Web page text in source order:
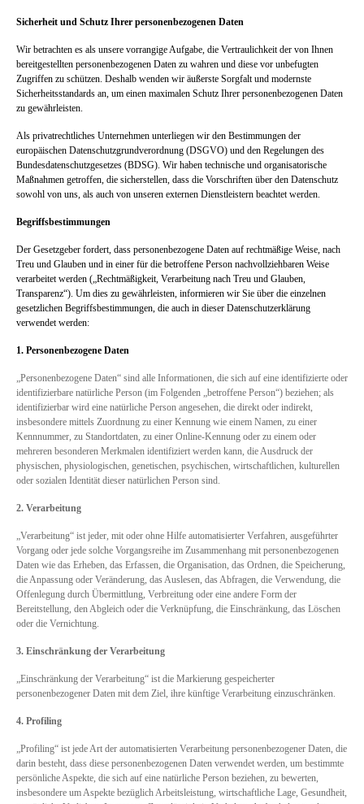
Sicherheit und Schutz Ihrer personenbezogenen Daten
Wir betrachten es als unsere vorrangige Aufgabe, die Vertraulichkeit der von Ihnen
bereitgestellten personenbezogenen Daten zu wahren und diese vor unbefugten
Zugriffen zu schützen. Deshalb wenden wir äußerste Sorgfalt und modernste
Sicherheitsstandards an, um einen maximalen Schutz Ihrer personenbezogenen Daten
zu gewährleisten.
Als privatrechtliches Unternehmen unterliegen wir den Bestimmungen der
europäischen Datenschutzgrundverordnung (DSGVO) und den Regelungen des
Bundesdatenschutzgesetzes (BDSG). Wir haben technische und organisatorische
Maßnahmen getroffen, die sicherstellen, dass die Vorschriften über den Datenschutz
sowohl von uns, als auch von unseren externen Dienstleistern beachtet werden.
Begriffsbestimmungen
Der Gesetzgeber fordert, dass personenbezogene Daten auf rechtmäßige Weise, nach
Treu und Glauben und in einer für die betroffene Person nachvollziehbaren Weise
verarbeitet werden („Rechtmäßigkeit, Verarbeitung nach Treu und Glauben,
Transparenz“). Um dies zu gewährleisten, informieren wir Sie über die einzelnen
gesetzlichen Begriffsbestimmungen, die auch in dieser Datenschutzerklärung
verwendet werden:
1. Personenbezogene Daten
„Personenbezogene Daten“ sind alle Informationen, die sich auf eine identifizierte oder
identifizierbare natürliche Person (im Folgenden „betroffene Person“) beziehen; als
identifizierbar wird eine natürliche Person angesehen, die direkt oder indirekt,
insbesondere mittels Zuordnung zu einer Kennung wie einem Namen, zu einer
Kennnummer, zu Standortdaten, zu einer Online-Kennung oder zu einem oder
mehreren besonderen Merkmalen identifiziert werden kann, die Ausdruck der
physischen, physiologischen, genetischen, psychischen, wirtschaftlichen, kulturellen
oder sozialen Identität dieser natürlichen Person sind.
2. Verarbeitung
„Verarbeitung“ ist jeder, mit oder ohne Hilfe automatisierter Verfahren, ausgeführter
Vorgang oder jede solche Vorgangsreihe im Zusammenhang mit personenbezogenen
Daten wie das Erheben, das Erfassen, die Organisation, das Ordnen, die Speicherung,
die Anpassung oder Veränderung, das Auslesen, das Abfragen, die Verwendung, die
Offenlegung durch Übermittlung, Verbreitung oder eine andere Form der
Bereitstellung, den Abgleich oder die Verknüpfung, die Einschränkung, das Löschen
oder die Vernichtung.
3. Einschränkung der Verarbeitung
„Einschränkung der Verarbeitung“ ist die Markierung gespeicherter
personenbezogener Daten mit dem Ziel, ihre künftige Verarbeitung einzuschränken.
4. Profiling
„Profiling“ ist jede Art der automatisierten Verarbeitung personenbezogener Daten, die
darin besteht, dass diese personenbezogenen Daten verwendet werden, um bestimmte
persönliche Aspekte, die sich auf eine natürliche Person beziehen, zu bewerten,
insbesondere um Aspekte bezüglich Arbeitsleistung, wirtschaftliche Lage, Gesundheit,